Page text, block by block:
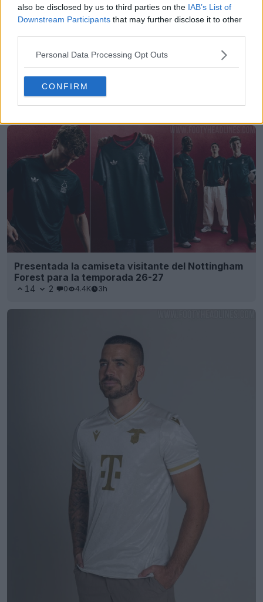
also be disclosed by us to third parties on the IAB’s List of
Downstream Participants that may further disclose it to other
Personal Data Processing Opt Outs
CONFIRM
Se ha producido una filtración de la tercera
camiseta del Liverpool 26-27: la han visto a la
venta
FILTRACIÓN 122 80 0 189K 2h
Presentada la camiseta visitante del Nottingham
Forest para la temporada 26-27
14 2 0 4.4K 3h